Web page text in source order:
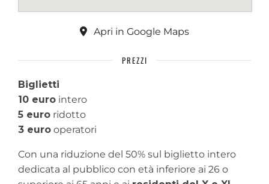
Apri in Google Maps
PREZZI
Biglietti
10 euro intero
5 euro ridotto
3 euro operatori
Con una riduzione del 50% sul biglietto intero
dedicata al pubblico con età inferiore ai 26 o